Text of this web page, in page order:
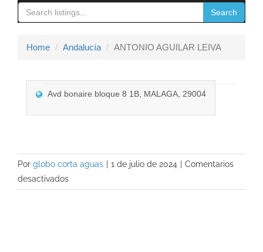
Contacto
navigation
Search
Home Andalucía ANTONIO AGUILAR LEIVA
Avd bonaire bloque 8 1B, MALAGA, 29004
Por globo corta aguas 1 de julio de 2024
Comentarios
desactivadosen
ANTONIO